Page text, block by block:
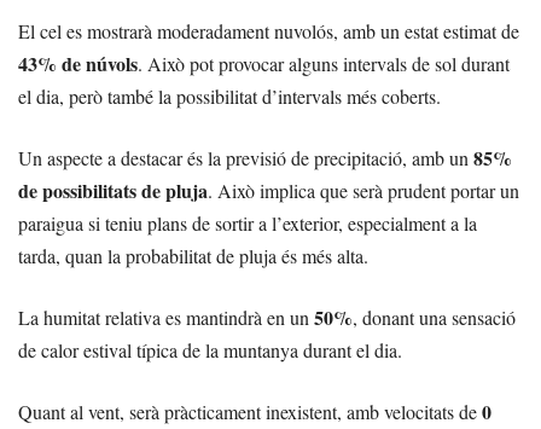
El cel es mostrarà moderadament nuvolós, amb un estat estimat de
43% de núvols. Això pot provocar alguns intervals de sol durant
el dia, però també la possibilitat d’intervals més coberts.
Un aspecte a destacar és la previsió de precipitació, amb un85%
de possibilitats de pluja. Això implica que serà prudent portar un
paraigua si teniu plans de sortir a l’exterior, especialment a la
tarda, quan la probabilitat de pluja és més alta.
La humitat relativa es mantindrà en un50%, donant una sensació
de calor estival típica de la muntanya durant el dia.
Quant al vent, serà pràcticament inexistent, amb velocitats de0